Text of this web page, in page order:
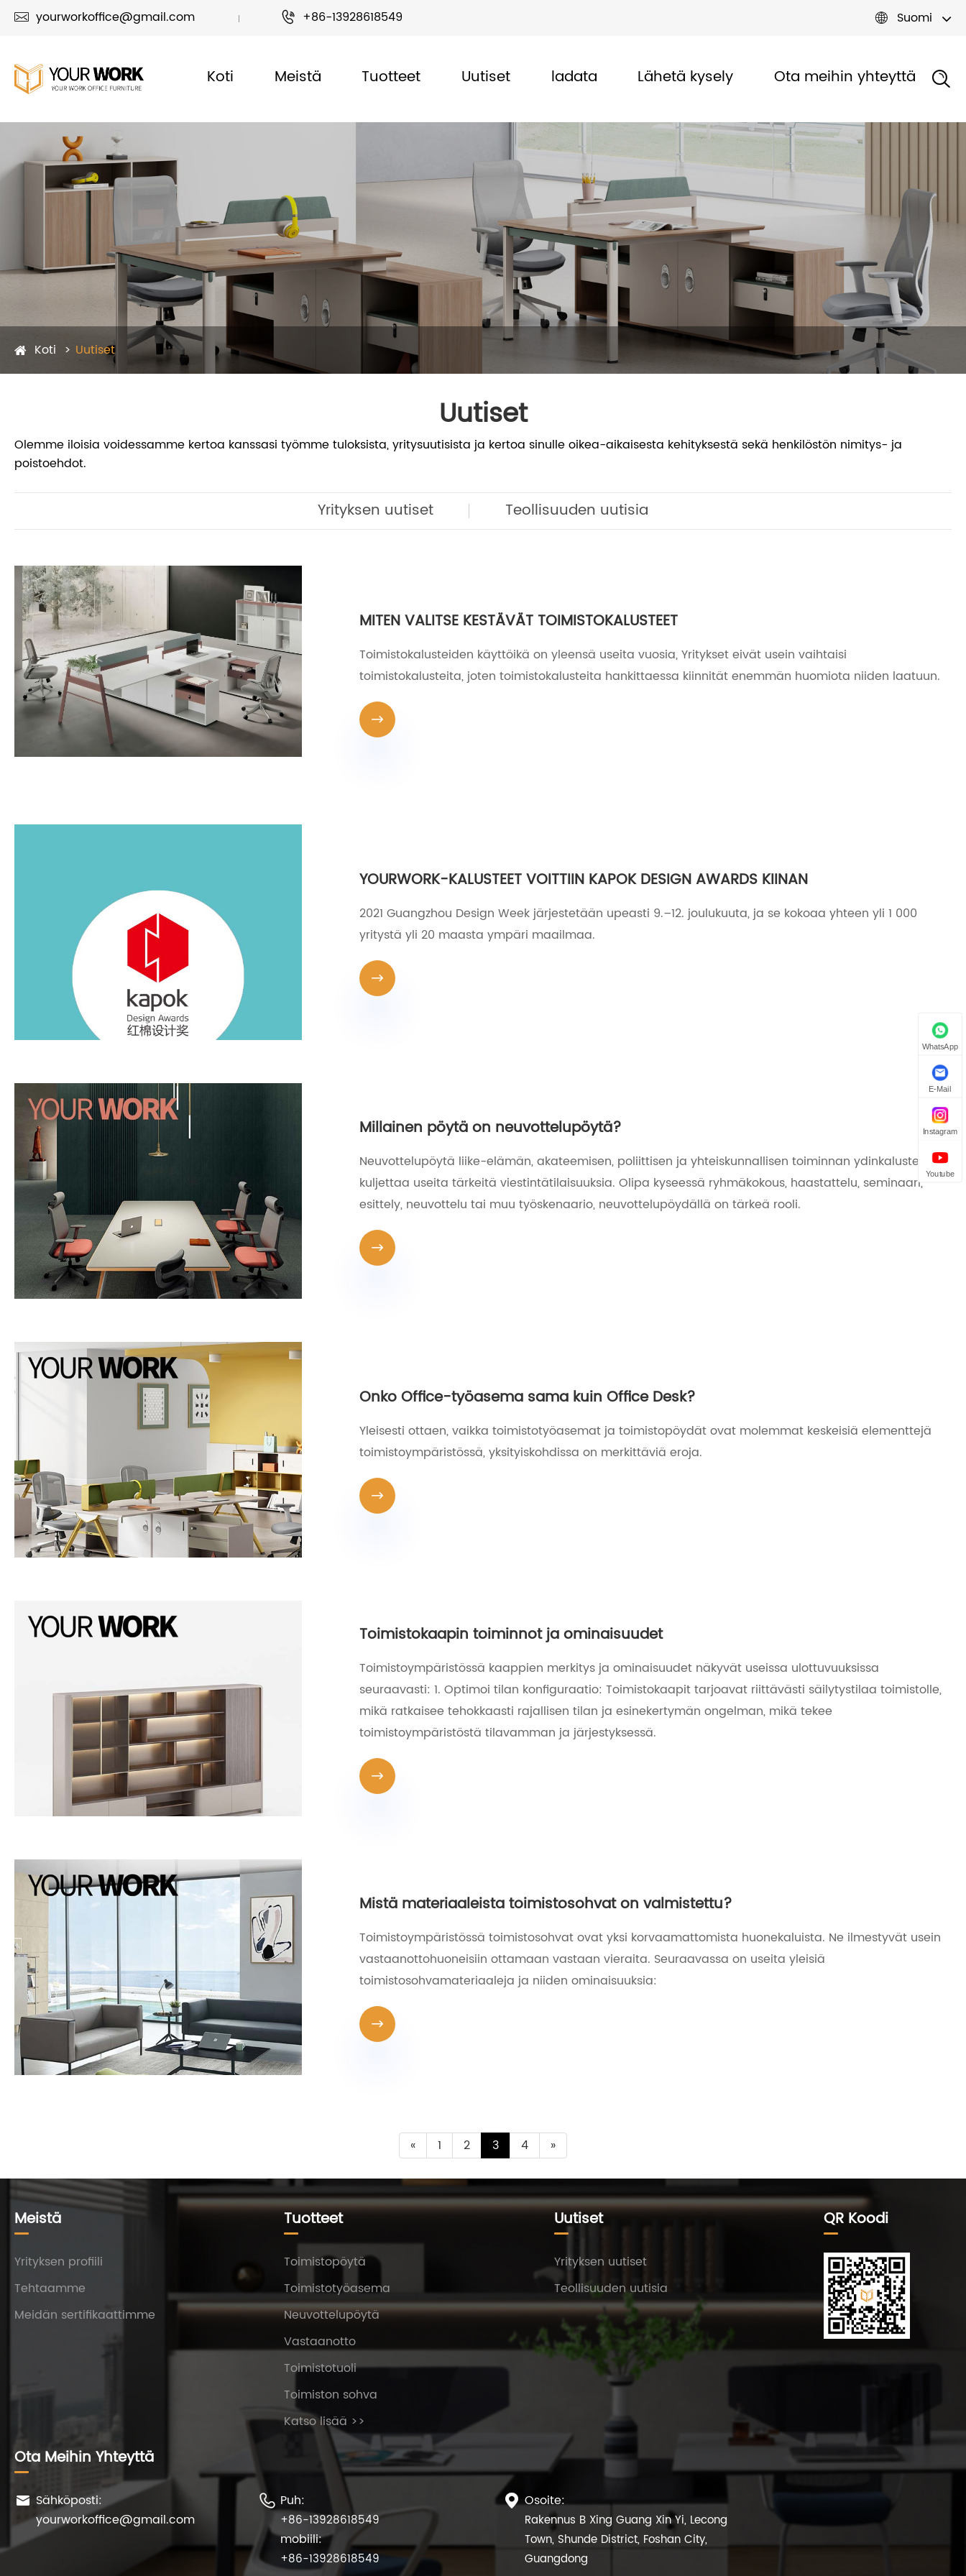
 yourworkoffice@gmail.com  +86-13928618549  Suomi
Koti Meistä Tuotteet Uutiset ladata Lähetä kysely Ota meihin yhteyttä
Koti Uutiset
Uutiset
Olemme iloisia voidessamme kertoa kanssasi työmme tuloksista, yritysuutisista ja kertoa sinulle oikea-aikaisesta kehityksestä sekä henkilöstön nimitys- ja
poistoehdot.
Yrityksen uutiset Teollisuuden uutisia
MITEN VALITSE KESTÄVÄT TOIMISTOKALUSTEET
Toimistokalusteiden käyttöikä on yleensä useita vuosia, Yritykset eivät usein vaihtaisi
toimistokalusteita, joten toimistokalusteita hankittaessa kiinnität enemmän huomiota niiden laatuun.

YOURWORK-KALUSTEET VOITTIIN KAPOK DESIGN AWARDS KIINAN
2021 Guangzhou Design Week järjestetään upeasti 9.–12. joulukuuta, ja se kokoaa yhteen yli 1 000
yritystä yli 20 maasta ympäri maailmaa.

Millainen pöytä on neuvottelupöytä?
Neuvottelupöytä liike-elämän, akateemisen, poliittisen ja yhteiskunnallisen toiminnan ydinkalusteena
kuljettaa useita tärkeitä viestintätilaisuuksia. Olipa kyseessä ryhmäkokous, haastattelu, seminaari,
esittely, neuvottelu tai muu työskenaario, neuvottelupöydällä on tärkeä rooli.

Onko Office-työasema sama kuin Office Desk?
Yleisesti ottaen, vaikka toimistotyöasemat ja toimistopöydät ovat molemmat keskeisiä elementtejä
toimistoympäristössä, yksityiskohdissa on merkittäviä eroja.

Toimistokaapin toiminnot ja ominaisuudet
Toimistoympäristössä kaappien merkitys ja ominaisuudet näkyvät useissa ulottuvuuksissa
seuraavasti: 1. Optimoi tilan konfiguraatio: Toimistokaapit tarjoavat riittävästi säilytystilaa toimistolle,
mikä ratkaisee tehokkaasti rajallisen tilan ja esinekertymän ongelman, mikä tekee
toimistoympäristöstä tilavamman ja järjestyksessä.

Mistä materiaaleista toimistosohvat on valmistettu?
Toimistoympäristössä toimistosohvat ovat yksi korvaamattomista huonekaluista. Ne ilmestyvät usein
vastaanottohuoneisiin ottamaan vastaan ​​vieraita. Seuraavassa on useita yleisiä
toimistosohvamateriaaleja ja niiden ominaisuuksia:

« 1 2 3 4 »
Meistä
Yrityksen profiili
Tehtaamme
Meidän sertifikaattimme
Tuotteet
Toimistopöytä
Toimistotyöasema
Neuvottelupöytä
Vastaanotto
Toimistotuoli
Toimiston sohva
Katso lisää >>
Uutiset
Yrityksen uutiset
Teollisuuden uutisia
QR Koodi
Ota Meihin Yhteyttä
 Sähköposti:
yourworkoffice@gmail.com
 Puh:
+86-13928618549
mobiili:
+86-13928618549
 Osoite:
Rakennus B Xing Guang Xin Yi, Lecong
Town, Shunde District, Foshan City,
Guangdong
WhatsApp
E-Mail
Instagram
Youtube